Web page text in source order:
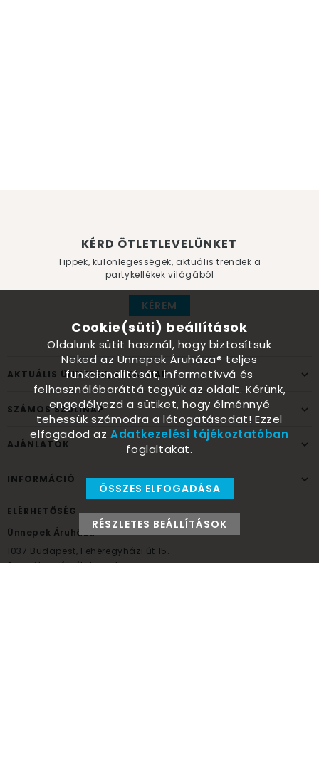
KÉRD ÖTLETLEVELÜNKET
Tippek, különlegességek, aktuális trendek a
partykellékek világából
KÉREM
AKTUÁLIS ÜNNEPEK, ALKALMAK
SZÁMOS SZÜLINAP
AJÁNLATOK
INFORMÁCIÓ
ELÉRHETŐSÉG
Ünnepek Áruháza
1037 Budapest, Fehéregyházi út 15.
Személyes átvételi pont
Cookie(süti) beállítások
Oldalunk sütit használ, hogy biztosítsuk
Neked az Ünnepek Áruháza® teljes
funkcionalitását, informatívvá és
felhasználóbaráttá tegyük az oldalt. Kérünk,
engedélyezd a sütiket, hogy élménnyé
tehessük számodra a látogatásodat! Ezzel
elfogadod azAdatkezelési tájékoztatóban
foglaltakat.
ÖSSZES ELFOGADÁSA
RÉSZLETES BEÁLLÍTÁSOK